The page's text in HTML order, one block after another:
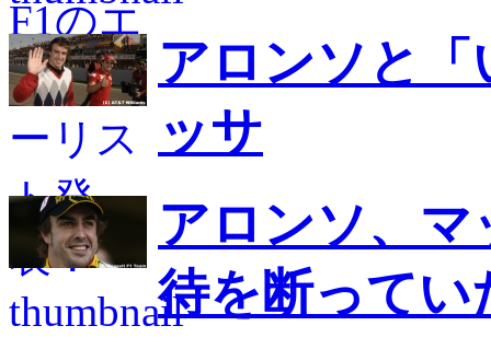
アロンソと
ッサ
アロンソ、
待を断ってい